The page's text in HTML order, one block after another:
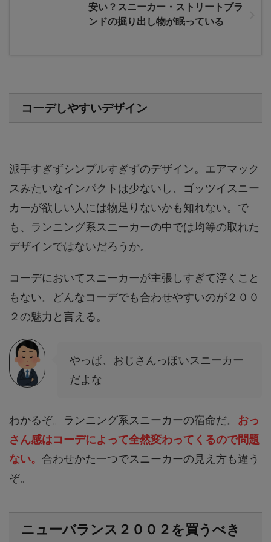
安い？スニーカー・ストリートブラ
ンドの掘り出し物が眠っている
コーデしやすいデザイン
派手すぎずシンプルすぎずのデザイン。エアマック
スみたいなインパクトは少ないし、ゴッツイスニー
カーが欲しい人には物足りないかも知れない。で
も、ランニング系スニーカーの中では均等の取れた
デザインではないだろうか。
コーデにおいてスニーカーが主張しすぎて浮くこと
もない。どんなコーデでも合わせやすいのが２００
２の魅力と言える。
やっぱ、おじさんっぽいスニーカー
だよな
わかるぞ。ランニング系スニーカーの宿命だ。 おっ
さん感はコーデによって全然変わってくるので問題
ない。 合わせかた一つでスニーカーの見え方も違う
ぞ。
ニューバランス２００２を買うべき